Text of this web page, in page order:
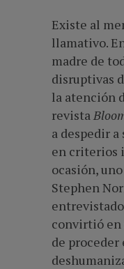
Existe al
llamativo.
madre de
disruptivas
la atención
revista
a despedir a
en criterios
ocasión,
Stephen
convirtió en
de